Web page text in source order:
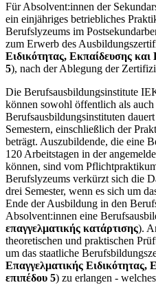
Für Absolvent:innen der
ein einjähriges betriebliches
Berufslyzeums im
zum Erwerb des
Ειδικότητας, Εκπαίδευσης
5), nach der Ablegung der
Die Berufsausbildungsinstitute
können sowohl öffentlich als
Berufsausbildungsinstituten
Semestern, einschließlich der
beträgt. Auszubildende, die eine
120 Arbeitstagen in der
können, sind vom
Berufslyzeums verkürzt sich die
drei Semester, wenn es sich um
Ende der Ausbildung in den
Absolvent:innen eine
επαγγελματικής κατάρτισης).
theoretischen und praktischen
um das staatliche
Επαγγελματικής Ειδικότητας,
επιπέδου 5) zu erlangen -